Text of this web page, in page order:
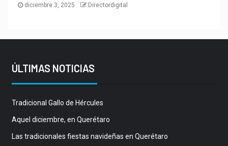
diciembre 3, 2025 Directordigital
ÚLTIMAS NOTICIAS
Tradicional Gallo de Hércules
Aquel diciembre, en Querétaro
Las tradicionales fiestas navideñas en Querétaro